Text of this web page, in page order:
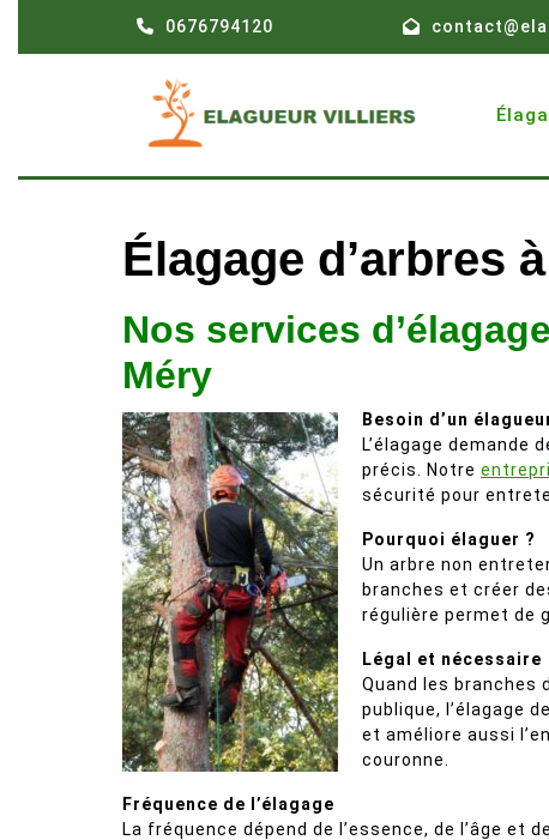
0676794120
Élagage d’arbres
Nos services
Méry
Besoin d’un
L’élagage demande
précis. Notre
sécurité pour
Pourquoi élaguer ?
Un arbre non
branches et créer
régulière permet de
Légal et nécessaire
Quand les branches
publique, l’élagage
et améliore aussi
couronne.
Fréquence de l’élagage
La fréquence dépend de l’essence, de l’âge et